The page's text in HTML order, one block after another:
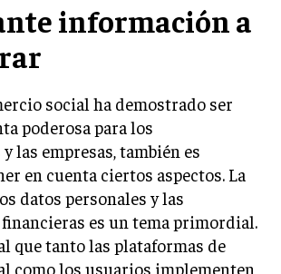
HUMANOS Y GESTIÓN DEL
Y BENEFICIOS
Y SELECCIÓN
DE PERSONAL
DEL DESEMPEÑO
Y CLIMA ORGANIZACIONAL
información a
social ha demostrado ser
poderosa para los
las empresas, también es
en cuenta ciertos aspectos. La
datos personales y las
es un tema primordial.
que tanto las plataformas de
como los usuarios implementen